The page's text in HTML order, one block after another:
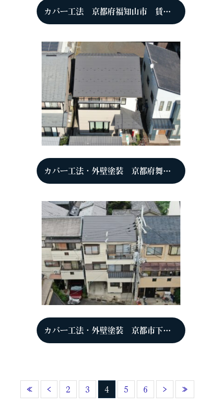
カバー工法 京都府福知山市 賃貸アパート
カバー工法・外壁塗装 京都府舞鶴市 K様
カバー工法・外壁塗装 京都市下京区 K様
« ‹ 2 3 4 5 6 › »